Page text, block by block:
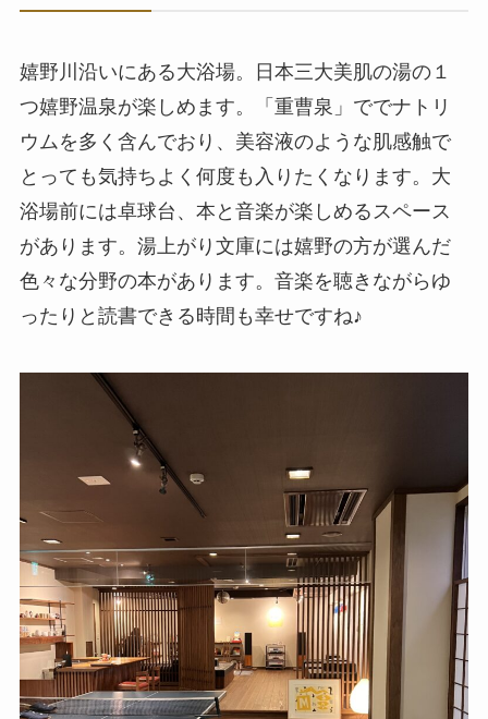
嬉野川沿いにある大浴場。日本三大美肌の湯の１
つ嬉野温泉が楽しめます。「重曹泉」ででナトリ
ウムを多く含んでおり、美容液のような肌感触で
とっても気持ちよく何度も入りたくなります。大
浴場前には卓球台、本と音楽が楽しめるスペース
があります。湯上がり文庫には嬉野の方が選んだ
色々な分野の本があります。音楽を聴きながらゆ
ったりと読書できる時間も幸せですね♪